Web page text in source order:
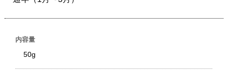
内容量
50g